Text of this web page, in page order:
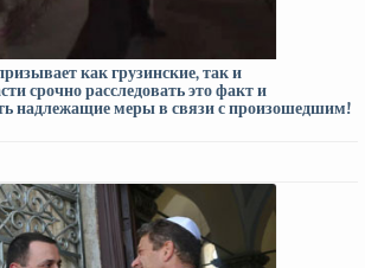
как грузинские, так и
срочно расследовать это факт и
надлежащие меры в связи с произошедшим!